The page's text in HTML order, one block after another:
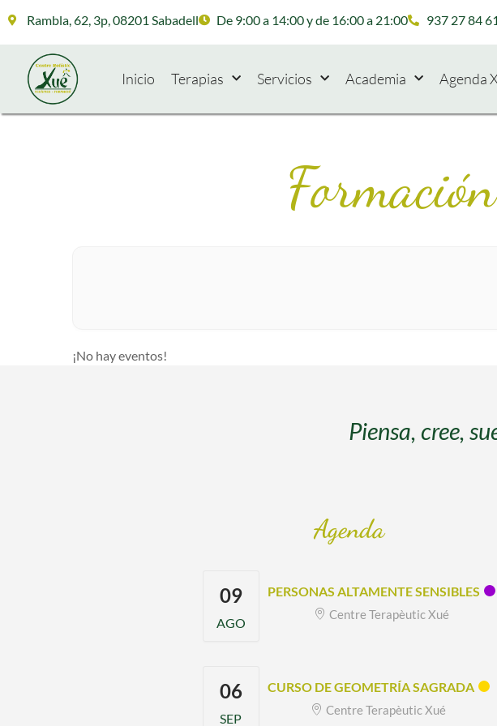
Rambla, 62, 3p, 08201 Sabadell De 9:00 a 14:00 y de 16:00 a 21:00 937 27 84 61
Inicio Terapias Servicios Academia Agenda
¡No hay eventos!
Piensa, cree,
Agenda
09
AGO
PERSONAS ALTAMENTE SENSIBLES
Centre Terapèutic Xué
06
SEP
CURSO DE GEOMETRÍA SAGRADA
Centre Terapèutic Xué